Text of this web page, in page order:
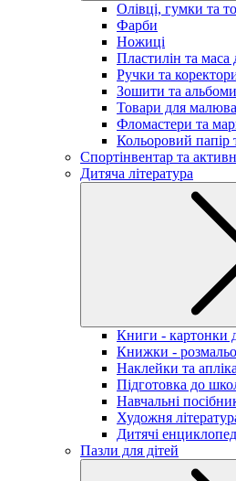
Олівці, гумки та
Фарби
Ножиці
Пластилін та маса
Ручки та
Зошити та альбоми
Товари для
Фломастери та
Кольоровий папір
Спортінвентар та
Дитяча література
Книги - картонки
Книжки -
Наклейки та
Підготовка до
Навчальні
Художня
Дитячі
Пазли для дітей